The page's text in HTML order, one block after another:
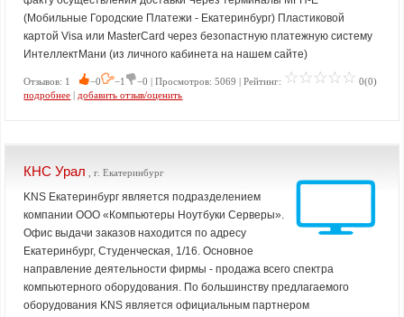
(Мобильные Городские Платежи - Екатеринбург) Пластиковой
картой Visa или MasterCard через безопастную платежную систему
ИнтеллектМани (из личного кабинета на нашем сайте)
Отзывов: 1 −0 −1 −0 | Просмотров: 5069 | Рейтинг:
0(0)
подробнее | добавить отзыв/оценить
КНС Урал , г. Екатеринбург
KNS Екатеринбург является подразделением
компании ООО «Компьютеры Ноутбуки Серверы».
Офис выдачи заказов находится по адресу
Екатеринбург, Студенческая, 1/16. Основное
направление деятельности фирмы - продажа всего спектра
компьютерного оборудования. По большинству предлагаемого
оборудования KNS является официальным партнером